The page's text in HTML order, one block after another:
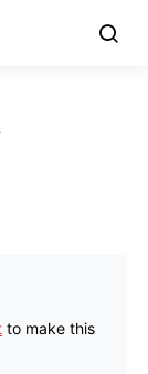
to make this